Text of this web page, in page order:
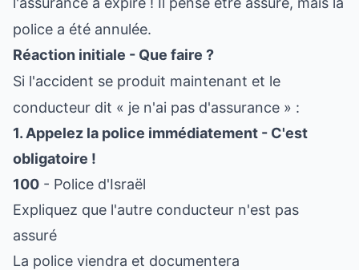
police a été annulée.
Réaction initiale - Que faire ?
Si l'accident se produit maintenant et le
conducteur dit « je n'ai pas d'assurance » :
1. Appelez la police immédiatement - C'est
obligatoire !
100 - Police d'Israël
Expliquez que l'autre conducteur n'est pas
assuré
La police viendra et documentera